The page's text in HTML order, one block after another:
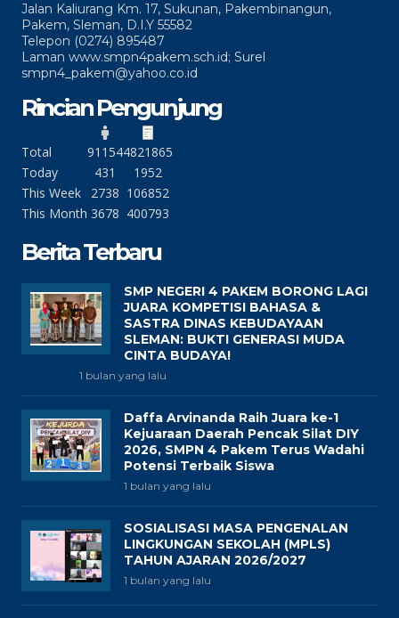
Jalan Kaliurang Km. 17, Sukunan, Pakembinangun,
Pakem, Sleman, D.I.Y 55582
Telepon (0274) 895487
Laman www.smpn4pakem.sch.id; Surel
smpn4_pakem@yahoo.co.id
Rincian Pengunjung
Total 911544821865
Today
431
1952
This Week
2738 106852
This Month 3678 400793
Berita Terbaru
SMP NEGERI 4 PAKEM BORONG LAGI
JUARA KOMPETISI BAHASA &
SASTRA DINAS KEBUDAYAAN
SLEMAN: BUKTI GENERASI MUDA
CINTA BUDAYA!
1 bulan yang lalu
Daffa Arvinanda Raih Juara ke-1
Kejuaraan Daerah Pencak Silat DIY
2026, SMPN 4 Pakem Terus Wadahi
Potensi Terbaik Siswa
1 bulan yang lalu
SOSIALISASI MASA PENGENALAN
LINGKUNGAN SEKOLAH (MPLS)
TAHUN AJARAN 2026/2027
1 bulan yang lalu